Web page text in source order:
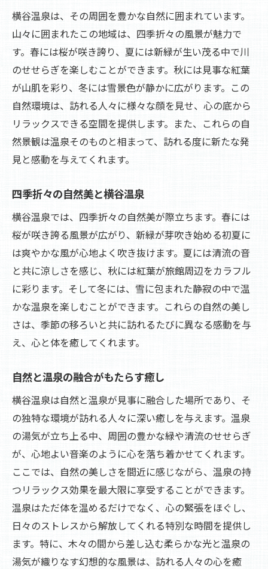
横谷温泉は、その周囲を豊かな自然に囲まれています。
山々に囲まれたこの地域は、四季折々の風景が魅力で
す。春には桜が咲き誇り、夏には新緑が生い茂る中で川
のせせらぎを楽しむことができます。秋には見事な紅葉
が山肌を彩り、冬には雪景色が静かに広がります。この
自然環境は、訪れる人々に様々な顔を見せ、心の底から
リラックスできる空間を提供します。また、これらの自
然景観は温泉そのものと相まって、訪れる度に新たな発
見と感動を与えてくれます。
四季折々の自然美と横谷温泉
横谷温泉では、四季折々の自然美が際立ちます。春には
桜が咲き誇る風景が広がり、新緑が芽吹き始める初夏に
は爽やかな風が心地よく吹き抜けます。夏には清流の音
と共に涼しさを感じ、秋には紅葉が旅館周辺をカラフル
に彩ります。そして冬には、雪に包まれた静寂の中で温
かな温泉を楽しむことができます。これらの自然の美し
さは、季節の移ろいと共に訪れるたびに異なる感動を与
え、心と体を癒してくれます。
自然と温泉の融合がもたらす癒し
横谷温泉は自然と温泉が見事に融合した場所であり、そ
の独特な環境が訪れる人々に深い癒しを与えます。温泉
の湯気が立ち上る中、周囲の豊かな緑や清流のせせらぎ
が、心地よい音楽のように心を落ち着かせてくれます。
ここでは、自然の美しさを間近に感じながら、温泉の持
つリラックス効果を最大限に享受することができます。
温泉はただ体を温めるだけでなく、心の緊張をほぐし、
日々のストレスから解放してくれる特別な時間を提供し
ます。特に、木々の間から差し込む柔らかな光と温泉の
湯気が織りなす幻想的な風景は、訪れる人々の心を癒